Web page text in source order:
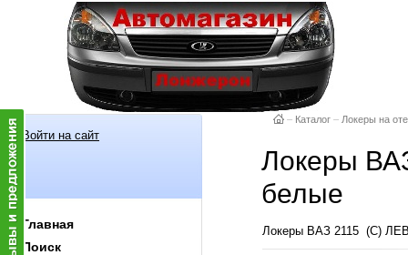
Войти на сайт
Главная
Поиск
– Каталог – Локеры на
Локеры
белые
Локеры ВАЗ 2115 (С)